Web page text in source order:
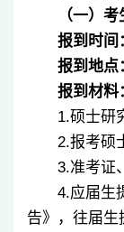
（一）
报到时间
报到地点
报到材料
1.硕士研
2.报考硕
3.准考证
4.应届生
告》，往届